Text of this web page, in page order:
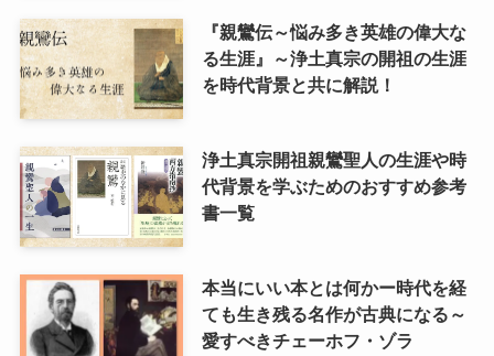
『親鸞伝～悩み多き英雄の偉大な
る生涯』～浄土真宗の開祖の生涯
を時代背景と共に解説！
浄土真宗開祖親鸞聖人の生涯や時
代背景を学ぶためのおすすめ参考
書一覧
本当にいい本とは何かー時代を経
ても生き残る名作が古典になる～
愛すべきチェーホフ・ゾラ